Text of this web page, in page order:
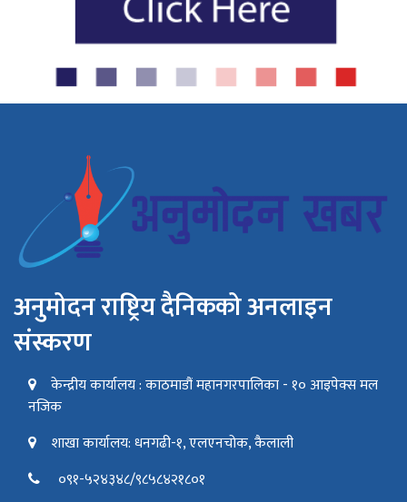
अनुमोदन राष्ट्रिय दैनिकको अनलाइन
संस्करण
केन्द्रीय कार्यालय : काठमाडौं महानगरपालिका - १० आइपेक्स मल
नजिक
शाखा कार्यालय: धनगढी-१, एलएनचोक, कैलाली
०९१-५२४३४८/९८५८४२१८०१